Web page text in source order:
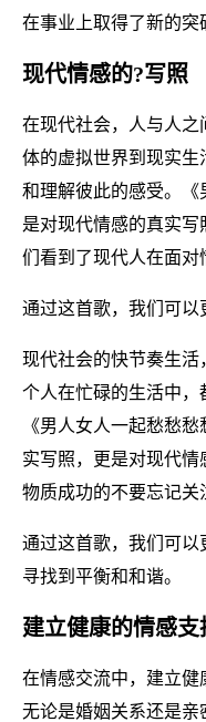
在事业上取得了新的突
现代情感的?写照
在现代社会，人与人
体的虚拟世界到现实
和理解彼此的感受。
是对现代情感的真实
们看到了现代人在面对
通过这首歌，我们可以
现代社会的快节奏生
个人在忙碌的生活中，
《男人女人一起愁愁
实写照，更是对现代
物质成功的不要忘记关
通过这首歌，我们可以
寻找到平衡和和谐。
建立健康的情感支
在情感交流中，建立健
无论是婚姻关系还是